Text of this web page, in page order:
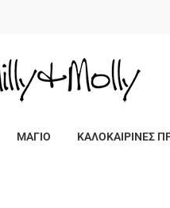
ΜΑΓΙΟ ΚΑΛΟΚΑΙΡΙΝΕΣ